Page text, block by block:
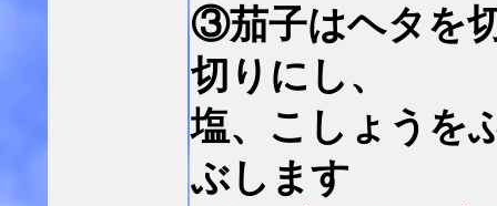
③茄子はヘタを
切りにし、
塩、こしょうを
ぶします